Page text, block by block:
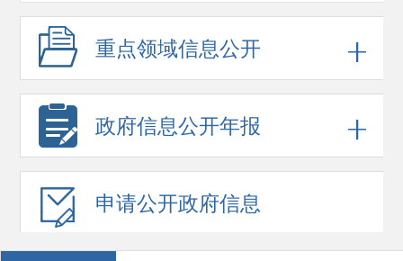
重点领域信息公开
政府信息公开年报
申请公开政府信息